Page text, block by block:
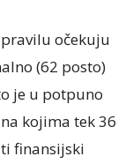
očekuju
(62 posto)
je u potpuno
kojima tek 36
finansijski